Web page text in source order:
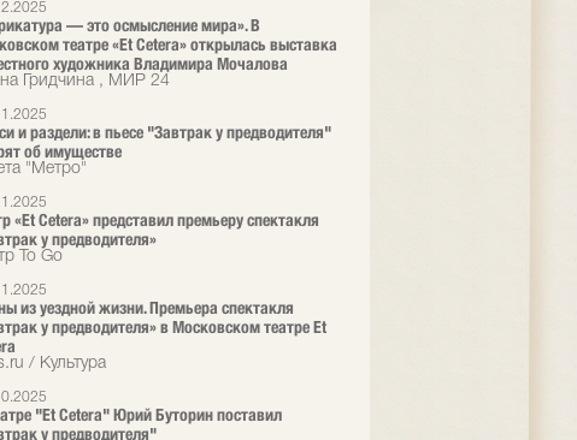
— это осмысление мира». В
театре «Et Cetera» открылась выставка
художника Владимира Мочалова
Гридчина , МИР 24
и раздели: в пьесе "Завтрак у предводителя"
об имуществе
"Метро"
«Et Cetera» представил премьеру спектакля
у предводителя»
To Go
из уездной жизни. Премьера спектакля
у предводителя» в Московском театре Et
/ Культура
"Et Cetera" Юрий Буторин поставил
у предводителя"